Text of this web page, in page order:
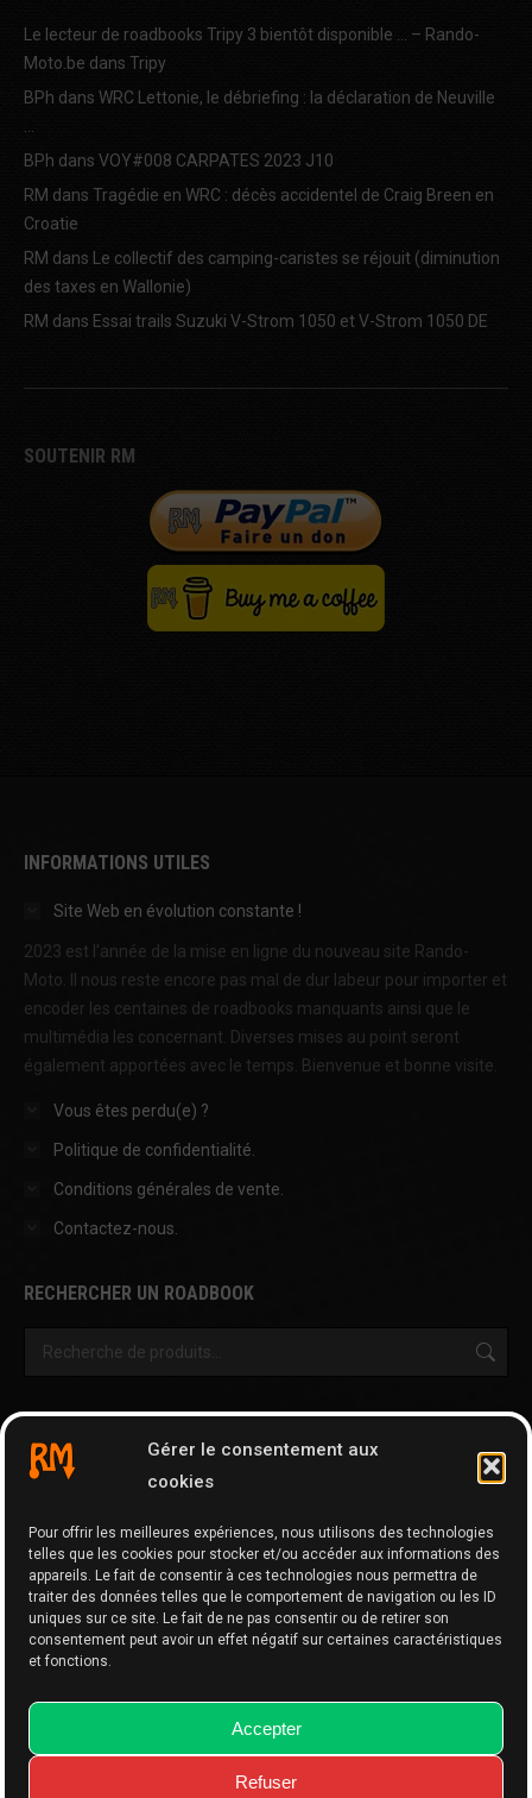
Gérer le consentement aux
cookies
Pour offrir les meilleures expériences, nous utilisons des technologies
telles que les cookies pour stocker et/ou accéder aux informations des
appareils. Le fait de consentir à ces technologies nous permettra de
traiter des données telles que le comportement de navigation ou les ID
uniques sur ce site. Le fait de ne pas consentir ou de retirer son
consentement peut avoir un effet négatif sur certaines caractéristiques
et fonctions.
Accepter
Refuser
Le lecteur de roadbooks Tripy 3 bientôt disponible … – Rando-
Moto.be dans Tripy
BPh dans WRC Lettonie, le débriefing : la déclaration de Neuville
…
BPh dans VOY#008 CARPATES 2023 J10
RM dans Tragédie en WRC : décès accidentel de Craig Breen en
Croatie
RM dans Le collectif des camping-caristes se réjouit (diminution
des taxes en Wallonie)
RM dans Essai trails Suzuki V-Strom 1050 et V-Strom 1050 DE
SOUTENIR RM
INFORMATIONS UTILES
Site Web en évolution constante !
2023 est l'année de la mise en ligne du nouveau site Rando-
Moto. Il nous reste encore pas mal de dur labeur pour importer et
encoder les centaines de roadbooks manquants ainsi que le
multimédia les concernant. Diverses mises au point seront
également apportées avec le temps. Bienvenue et bonne visite.
Vous êtes perdu(e) ?
Politique de confidentialité.
Conditions générales de vente.
Contactez-nous.
RECHERCHER UN ROADBOOK
Cartographie
GPX Editor
GPX Optimizer
Google Maps to GPX
Memo